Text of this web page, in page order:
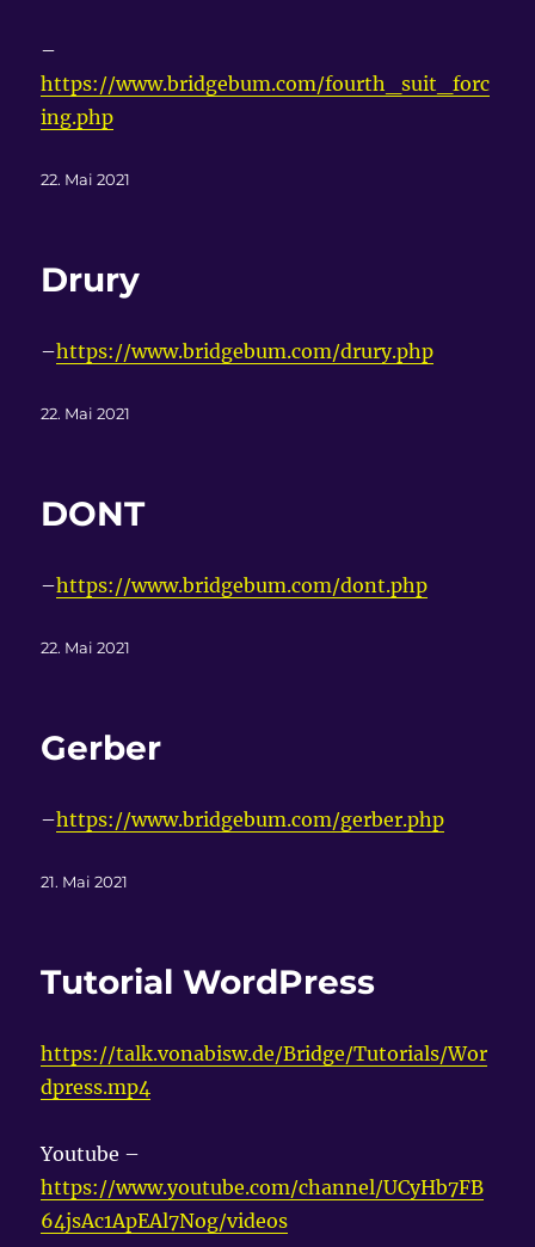
–
https://www.bridgebum.com/fourth_suit_forc
ing.php
Veröffentlicht
22. Mai 2021
Drury
–https://www.bridgebum.com/drury.php
Veröffentlicht
22. Mai 2021
DONT
–https://www.bridgebum.com/dont.php
Veröffentlicht
22. Mai 2021
Gerber
–https://www.bridgebum.com/gerber.php
Veröffentlicht
21. Mai 2021
Tutorial WordPress
https://talk.vonabisw.de/Bridge/Tutorials/Wor
dpress.mp4
Youtube –
https://www.youtube.com/channel/UCyHb7FB
64jsAc1ApEAl7Nog/videos